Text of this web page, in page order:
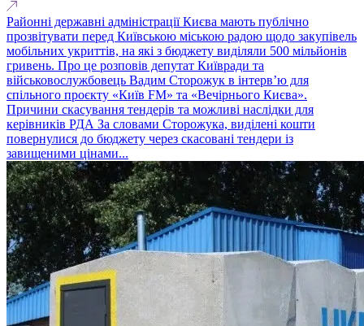
Районні державні адміністрації Києва мають публічно
прозвітувати перед Київською міською радою щодо закупівель
мобільних укриттів, на які з бюджету виділяли 500 мільйонів
гривень. Про це розповів депутат Київради та
військовослужбовець Вадим Сторожук в інтерв’ю для
спільного проєкту «Київ FM» та «Вечірнього Києва».
Причини скасування тендерів та можливі наслідки для
керівників РДА За словами Сторожука, виділені кошти
повернулися до бюджету через скасовані тендери із
завищеними цінами...